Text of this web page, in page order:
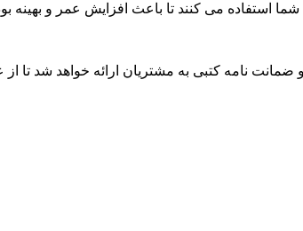
استفاده می کنند تا باعث افزایش عمر و
نامه کتبی به مشتریان ارائه خواهد شد تا